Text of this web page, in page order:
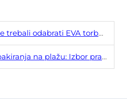
odabrati EVA torbu za svoj sljedeći projekt
na plažu: Izbor prave EVA plažne torbe